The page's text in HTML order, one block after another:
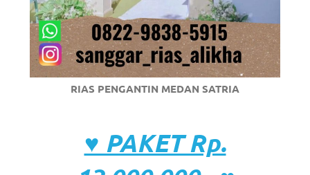
RIAS PENGANTIN MEDAN SATRIA
♥ PAKET Rp.